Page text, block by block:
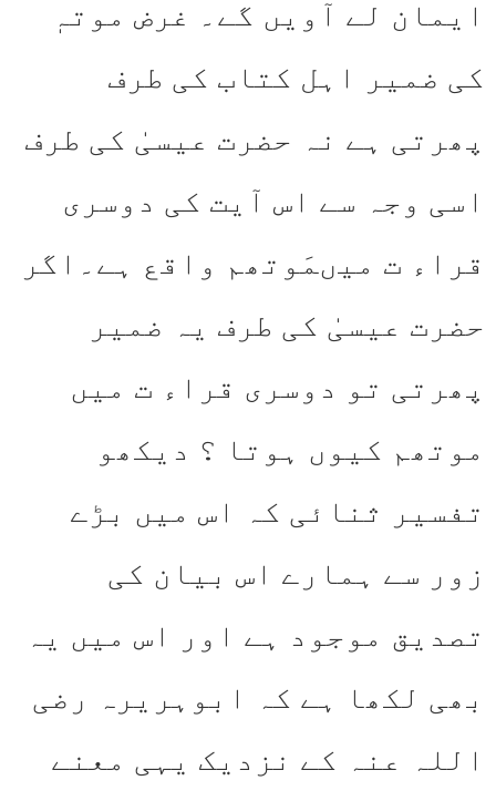
ایمان لے آویں گے۔ غرض موتہٖ
کی ضمیر اہل کتاب کی طرف
پھرتی ہے نہ حضرت عیسیٰ کی طرف
اسی وجہ سے اس آیت کی دوسری
قراء ت میںمَوتھم واقع ہے۔اگر
حضرت عیسیٰ کی طرف یہ ضمیر
پھرتی تو دوسری قراء ت میں
موتھم کیوں ہوتا ؟ دیکھو
تفسیر ثنائی کہ اس میں بڑے
زور سے ہمارے اس بیان کی
تصدیق موجود ہے اور اس میں یہ
بھی لکھا ہے کہ ابوہریرہ رضی
اللہ عنہ کے نزدیک یہی معنے